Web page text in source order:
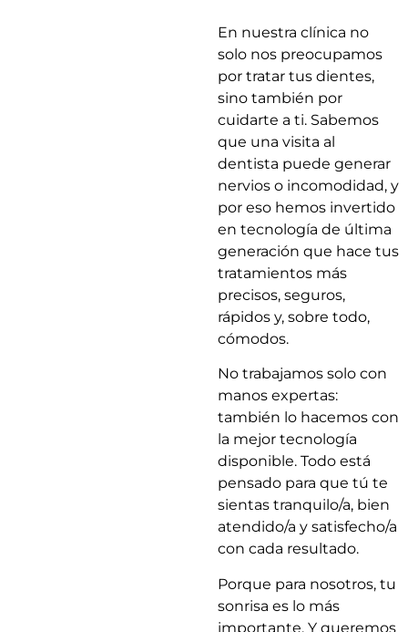
En nuestra clínica no
solo nos preocupamos
por tratar tus dientes,
sino también por
cuidarte a ti. Sabemos
que una visita al
dentista puede generar
nervios o incomodidad, y
por eso hemos invertido
en tecnología de última
generación que hace tus
tratamientos más
precisos, seguros,
rápidos y, sobre todo,
cómodos.
No trabajamos solo con
manos expertas:
también lo hacemos con
la mejor tecnología
disponible. Todo está
pensado para que tú te
sientas tranquilo/a, bien
atendido/a y satisfecho/a
con cada resultado.
Porque para nosotros, tu
sonrisa es lo más
importante. Y queremos